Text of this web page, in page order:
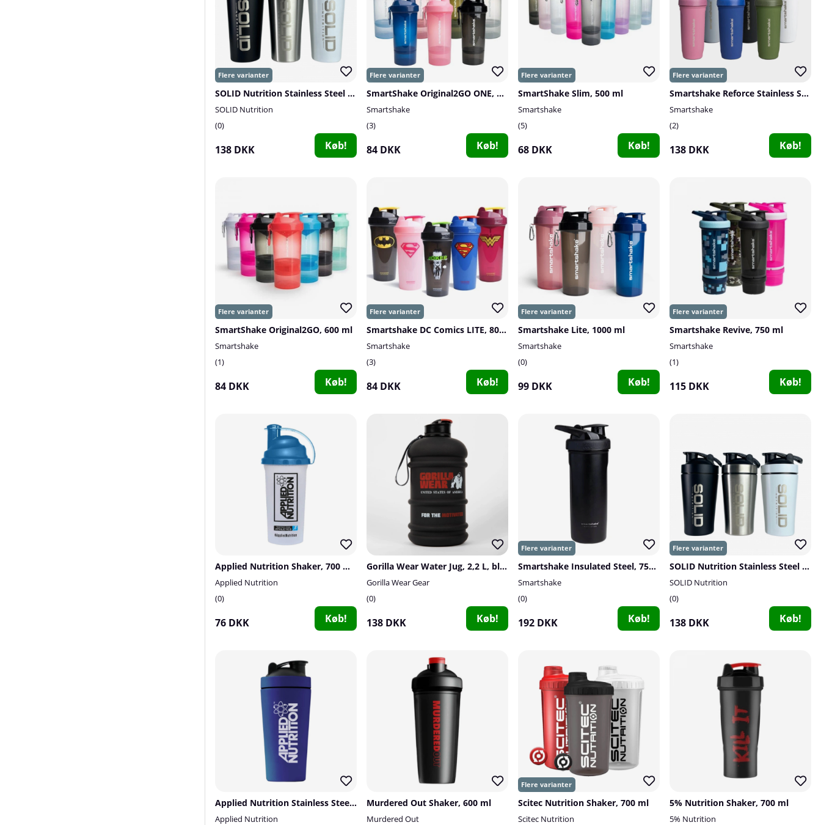
SOLID Nutrition Stainless Steel Shaker, 750 ml
SOLID Nutrition
0
138 DKK Køb!
SmartShake Original2GO ONE, 800 ml
Smartshake
3
84 DKK Køb!
SmartShake Slim, 500 ml
Smartshake
5
68 DKK Køb!
Smartshake Reforce Stainless Steel, 900 ml
Smartshake
2
138 DKK Køb!
SmartShake Original2GO, 600 ml
Smartshake
1
84 DKK Køb!
Smartshake DC Comics LITE, 800 ml
Smartshake
3
84 DKK Køb!
Smartshake Lite, 1000 ml
Smartshake
0
99 DKK Køb!
Smartshake Revive, 750 ml
Smartshake
1
115 DKK Køb!
Applied Nutrition Shaker, 700 ml, blue/clear
Applied Nutrition
0
76 DKK Køb!
Gorilla Wear Water Jug, 2,2 L, black
Gorilla Wear Gear
0
138 DKK Køb!
Smartshake Insulated Steel, 750 ml
Smartshake
0
192 DKK Køb!
SOLID Nutrition Stainless Steel Shaker, 500 ml
SOLID Nutrition
0
138 DKK Køb!
Applied Nutrition Stainless Steel Shaker, 750 ml (Blue)
Applied Nutrition
Murdered Out Shaker, 600 ml
Murdered Out
Scitec Nutrition Shaker, 700 ml
Scitec Nutrition
5% Nutrition Shaker, 700 ml
5% Nutrition